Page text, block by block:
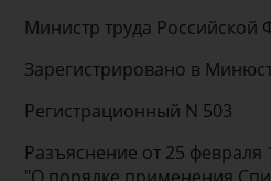
Министр труда Российской
Зарегистрировано в
Регистрационный N 503
Разъяснение от 25 февраля